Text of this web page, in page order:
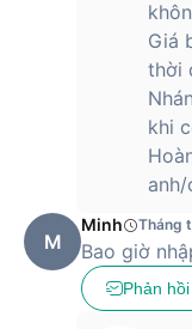
Giá
thời
khi
anh/
M
Minh Tháng
Bao giờ
Phản hồi